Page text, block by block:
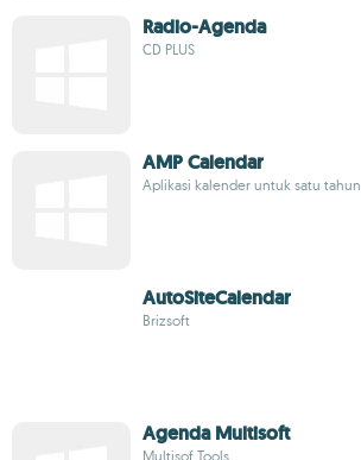
Radio-Agenda
CD PLUS
AMP Calendar
Aplikasi kalender untuk satu tahun
AutoSiteCalendar
Brizsoft
Agenda Multisoft
Multisof Tools